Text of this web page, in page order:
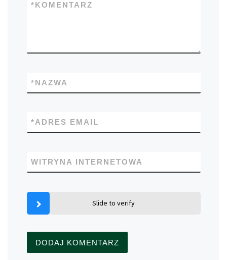
KOMENTARZ
*
NAZWA
*
ADRES EMAIL
*
WITRYNA INTERNETOWA
Slide to verify